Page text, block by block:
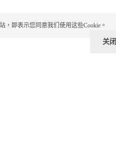
，即表示您同意我们使用这些Cookie。
关闭